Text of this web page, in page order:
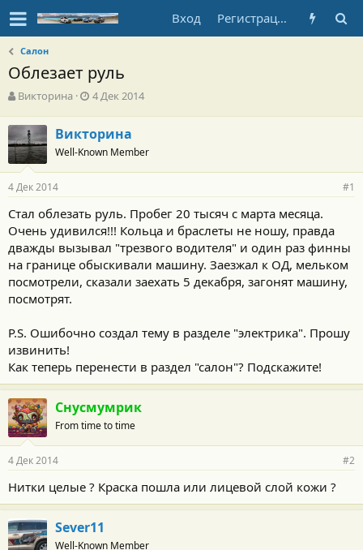
Вход Регистрация
Салон
Облезает руль
А
т
о
р
т
е
м
ы
Викторина
Д
а
н
а
л
а
4 Дек 2014
Викторина
Well-Known Member
4 Дек 2014 #1
Стал облезать руль. Пробег 20 тысяч с марта месяца.
Очень удивился!!! Кольца и браслеты не ношу, правда
дважды вызывал "трезвого водителя" и один раз финны
на границе обыскивали машину. Заезжал к ОД, мельком
посмотрели, сказали заехать 5 декабря, загонят машину,
посмотрят.
P.S. Ошибочно создал тему в разделе "электрика". Прошу
извинить!
Как теперь перенести в раздел "салон"? Подскажите!
Снусмумрик
From time to time
4 Дек 2014 #2
Нитки целые ? Краска пошла или лицевой слой кожи ?
Sever11
Well-Known Member